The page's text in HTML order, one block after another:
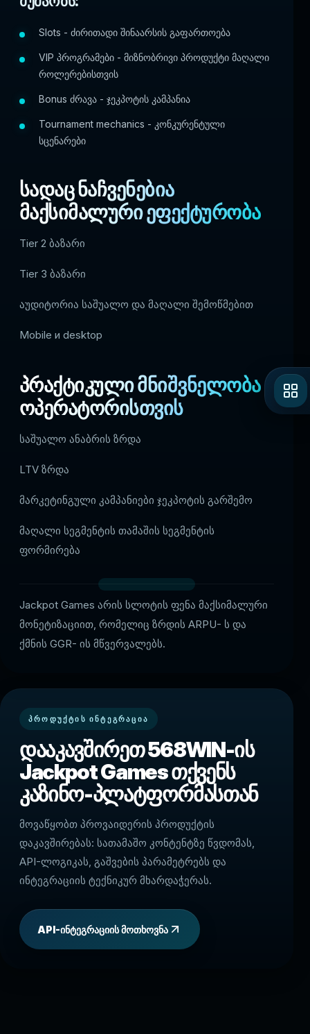
Slots - ძირითადი შინაარსის გაფართოება
VIP პროგრამები - მიზნობრივი პროდუქტი მაღალი
როლერებისთვის
Bonus ძრავა - ჯეკპოტის კამპანია
Tournament mechanics - კონკურენტული
სცენარები
სადაც ნაჩვენებია
მაქსიმალური ეფექტურობა
Tier 2 ბაზარი
Tier 3 ბაზარი
აუდიტორია საშუალო და მაღალი შემოწმებით
Mobile и desktop
პრაქტიკული მნიშვნელობა
ოპერატორისთვის
საშუალო ანაბრის ზრდა
LTV ზრდა
მარკეტინგული კამპანიები ჯეკპოტის გარშემო
მაღალი სეგმენტის თამაშის სეგმენტის
ფორმირება
Jackpot Games არის სლოტის ფენა მაქსიმალური
მონეტიზაციით, რომელიც ზრდის ARPU- ს და
ქმნის GGR- ის მწვერვალებს.
ᲞᲠᲝᲓᲣᲥᲢᲘᲡ ᲘᲜᲢᲔᲒᲠᲐᲪᲘᲐ
დააკავშირეთ 568WIN-ის
Jackpot Games თქვენს
კაზინო-პლატფორმასთან
მოვაწყობთ პროვაიდერის პროდუქტის
დაკავშირებას: სათამაშო კონტენტზე წვდომას,
API-ლოგიკას, გაშვების პარამეტრებს და
ინტეგრაციის ტექნიკურ მხარდაჭერას.
API-ინტეგრაციის მოთხოვნა